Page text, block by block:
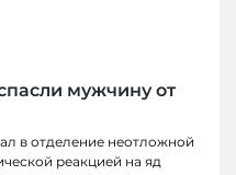
мужчину от
в отделение неотложной
реакцией на яд